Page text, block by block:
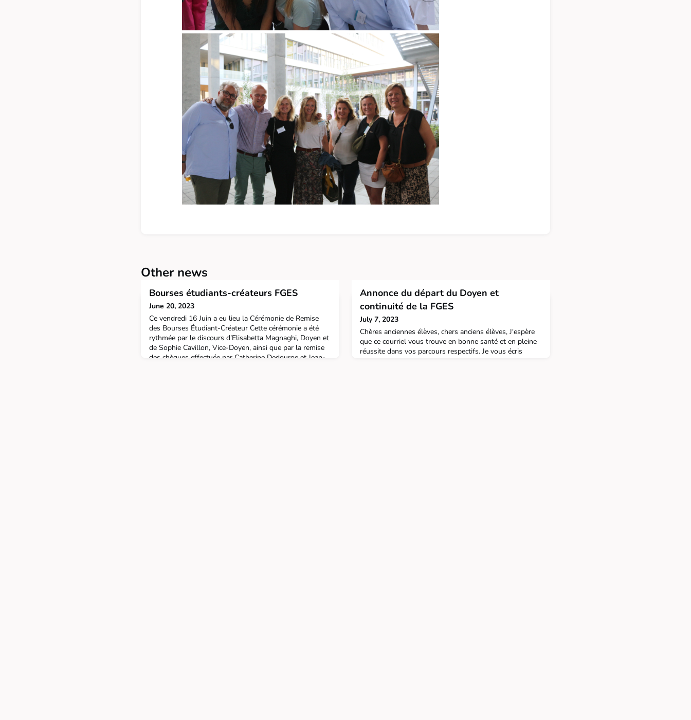
Other news
Bourses étudiants-créateurs FGES
June 20, 2023
Ce vendredi 16 Juin a eu lieu la Cérémonie de Remise
des Bourses Étudiant-Créateur Cette cérémonie a été
rythmée par le discours d’Elisabetta Magnaghi, Doyen et
de Sophie Cavillon, Vice-Doyen, ainsi que par la remise
des chèques effectuée par Catherine Dedourge et Jean-
Annonce du départ du Doyen et
continuité de la FGES
July 7, 2023
Chères anciennes élèves, chers anciens élèves, J'espère
que ce courriel vous trouve en bonne santé et en pleine
réussite dans vos parcours respectifs. Je vous écris